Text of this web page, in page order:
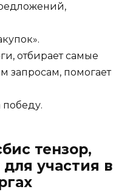
отбирает самые
запросам, помогает
тензор,
участия в